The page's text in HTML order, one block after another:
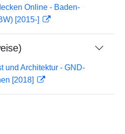
Online - Baden-
[2015-]
und Architektur - GND-
[2018]